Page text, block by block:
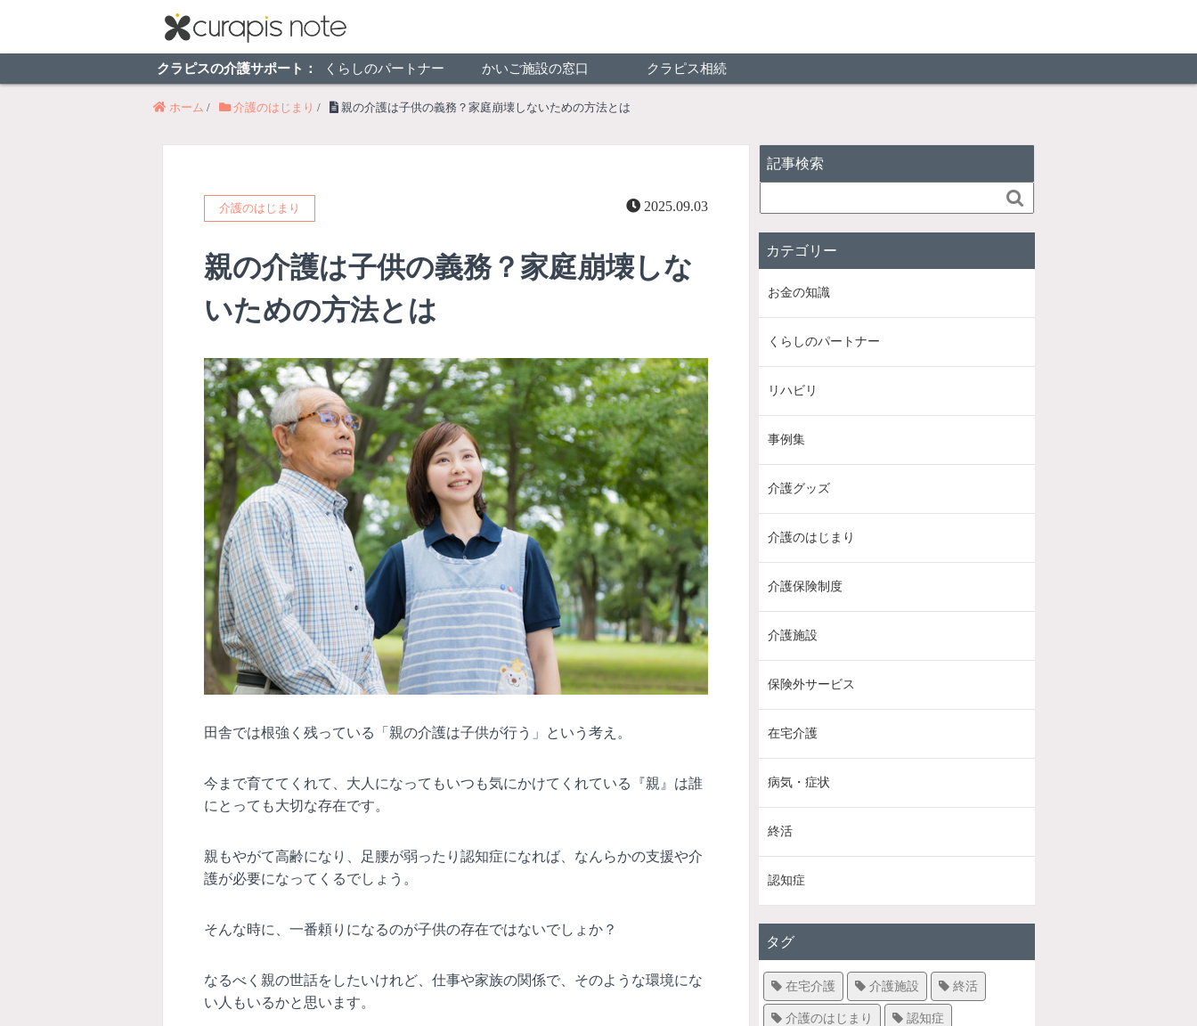
クラピスの介護サポート： くらしのパートナー かいご施設の窓口 クラピス相続
ホーム / 介護のはじまり / 親の介護は子供の義務？家庭崩壊しないための方法とは
介護のはじまり 2025.09.03
親の介護は子供の義務？家庭崩壊しな
いための方法とは
田舎では根強く残っている「親の介護は子供が行う」という考え。
今まで育ててくれて、大人になってもいつも気にかけてくれている『親』は誰
にとっても大切な存在です。
親もやがて高齢になり、足腰が弱ったり認知症になれば、なんらかの支援や介
護が必要になってくるでしょう。
そんな時に、一番頼りになるのが子供の存在ではないでしょか？
なるべく親の世話をしたいけれど、仕事や家族の関係で、そのような環境にな
い人もいるかと思います。
記事検索

カテゴリー
お金の知識
くらしのパートナー
リハビリ
事例集
介護グッズ
介護のはじまり
介護保険制度
介護施設
保険外サービス
在宅介護
病気・症状
終活
認知症
タグ
在宅介護 介護施設 終活
介護のはじまり 認知症